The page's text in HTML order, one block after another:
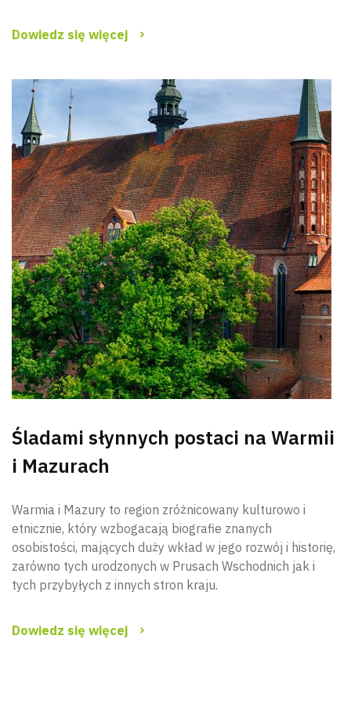
Dowiedz się więcej
Śladami słynnych postaci na Warmii
i Mazurach
Warmia i Mazury to region zróżnicowany kulturowo i
etnicznie, który wzbogacają biografie znanych
osobistości, mających duży wkład w jego rozwój i historię,
zarówno tych urodzonych w Prusach Wschodnich jak i
tych przybyłych z innych stron kraju.
Dowiedz się więcej